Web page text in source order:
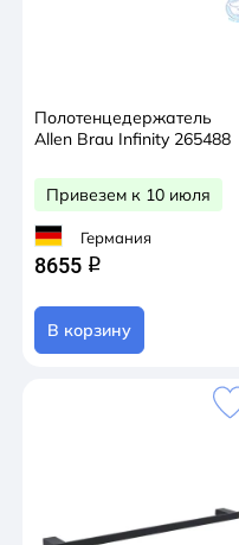
Полотенцедержатель
Allen Brau Infinity 265488
Привезем к 10 июля
Германия
8655 q
В корзину